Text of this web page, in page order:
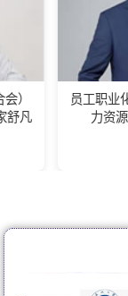
员工职业化训练专家,
力资源管理师刘建